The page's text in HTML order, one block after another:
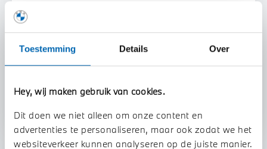
Toestemming Details Over
Hey, wij maken gebruik van cookies.
Dit doen we niet alleen om onze content en
advertenties te personaliseren, maar ook zodat we het
websiteverkeer kunnen analyseren op de juiste manier.
Voorstel aanvragen
We verrekenen de waarde van uw auto